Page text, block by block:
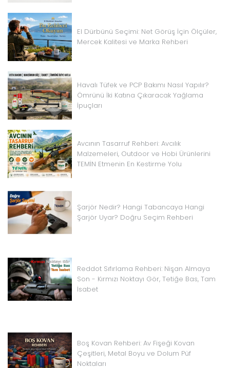
El Dürbünü Seçimi: Net Görüş İçin Ölçüler,
Mercek Kalitesi ve Marka Rehberi
Havalı Tüfek ve PCP Bakımı Nasıl Yapılır?
Ömrünü İki Katına Çıkaracak Yağlama
İpuçları
Avcının Tasarruf Rehberi: Avcılık
Malzemeleri, Outdoor ve Hobi Ürünlerini
TEMİN Etmenin En Kestirme Yolu
Şarjör Nedir? Hangi Tabancaya Hangi
Şarjör Uyar? Doğru Seçim Rehberi
Reddot Sıfırlama Rehberi: Nişan Almaya
Son - Kırmızı Noktayı Gör, Tetiğe Bas, Tam
İsabet
Boş Kovan Rehberi: Av Fişeği Kovan
Çeşitleri, Metal Boyu ve Dolum Püf
Noktaları